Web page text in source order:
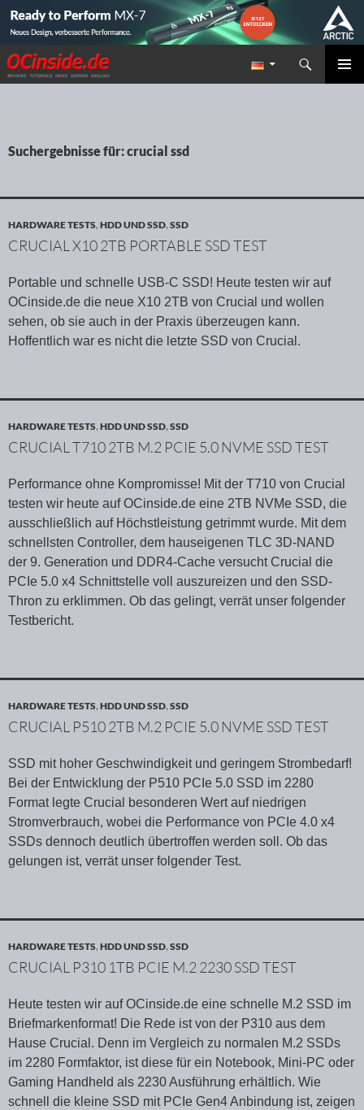
Redaktion ocinside.de PC Hardware Portal
Suchen
ZUM INHALT SPRINGEN
Suchergebnisse für: crucial ssd
HARDWARE TESTS,HDD UND SSD,SSD
CRUCIAL X10 2TB PORTABLE SSD TEST
Portable und schnelle USB-C SSD! Heute testen wir auf
OCinside.de die neue X10 2TB von Crucial und wollen
sehen, ob sie auch in der Praxis überzeugen kann.
Hoffentlich war es nicht die letzte SSD von Crucial.
HARDWARE TESTS,HDD UND SSD,SSD
CRUCIAL T710 2TB M.2 PCIE 5.0 NVME SSD TEST
Performance ohne Kompromisse! Mit der T710 von Crucial
testen wir heute auf OCinside.de eine 2TB NVMe SSD, die
ausschließlich auf Höchstleistung getrimmt wurde. Mit dem
schnellsten Controller, dem hauseigenen TLC 3D-NAND
der 9. Generation und DDR4-Cache versucht Crucial die
PCIe 5.0 x4 Schnittstelle voll auszureizen und den SSD-
Thron zu erklimmen. Ob das gelingt, verrät unser folgender
Testbericht.
HARDWARE TESTS,HDD UND SSD,SSD
CRUCIAL P510 2TB M.2 PCIE 5.0 NVME SSD TEST
SSD mit hoher Geschwindigkeit und geringem Strombedarf!
Bei der Entwicklung der P510 PCIe 5.0 SSD im 2280
Format legte Crucial besonderen Wert auf niedrigen
Stromverbrauch, wobei die Performance von PCIe 4.0 x4
SSDs dennoch deutlich übertroffen werden soll. Ob das
gelungen ist, verrät unser folgender Test.
HARDWARE TESTS,HDD UND SSD,SSD
CRUCIAL P310 1TB PCIE M.2 2230 SSD TEST
Heute testen wir auf OCinside.de eine schnelle M.2 SSD im
Briefmarkenformat! Die Rede ist von der P310 aus dem
Hause Crucial. Denn im Vergleich zu normalen M.2 SSDs
im 2280 Formfaktor, ist diese für ein Notebook, Mini-PC oder
Gaming Handheld als 2230 Ausführung erhältlich. Wie
schnell die kleine SSD mit PCIe Gen4 Anbindung ist, zeigen